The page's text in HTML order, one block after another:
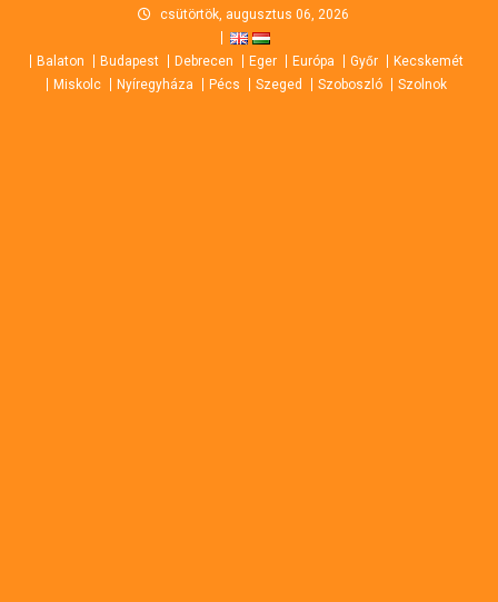
content
csütörtök, augusztus 06, 2026
Balaton Budapest Debrecen Eger Európa Győr
Kecskemét
Miskolc
Nyíregyháza Pécs Szeged Szoboszló Szolnok